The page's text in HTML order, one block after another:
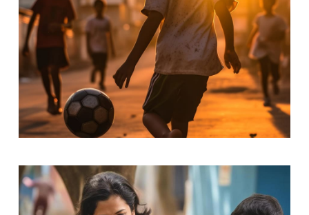
Friends for Lifetime